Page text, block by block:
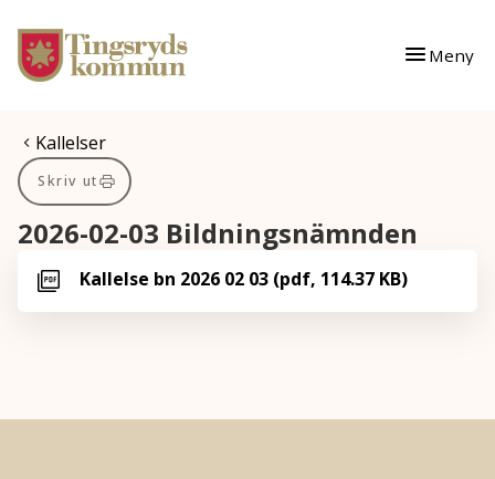
Gå till innehåll
Gå till huvudmeny
Meny
Du är här:
Kallelser
Skriv ut
2026-02-03 Bildningsnämnden
Kallelse bn 2026 02 03 (pdf, 114.37 KB)